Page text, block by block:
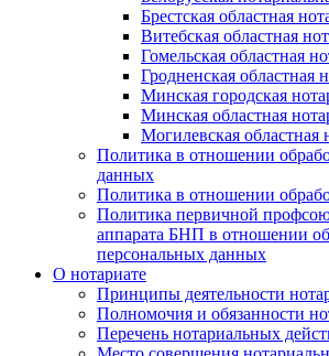
Брестская областная
Витебская областная
Гомельская областная
Гродненская областная
Минская городская
Минская областная
Могилевская областная
Политика в отношении
данных
Политика в отношении
Политика первичной
аппарата БНП в отношении
персональных данных
О нотариате
Принципы деятельности
Полномочия и обязанности
Перечень нотариальных